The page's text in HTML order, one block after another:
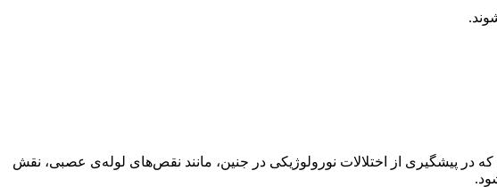
در پیشگیری از اختلالات نورولوژیکی در جنین، مانند نقص‌های لوله‌ی عصبی، نقش